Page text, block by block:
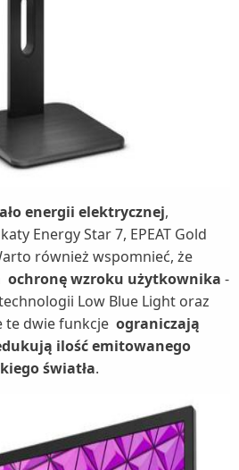
energii elektrycznej,
Energy Star 7, EPEAT Gold
również wspomnieć, że
ochronę wzroku użytkownika -
Low Blue Light oraz
te dwie funkcje ograniczają
ilość emitowanego
światła.